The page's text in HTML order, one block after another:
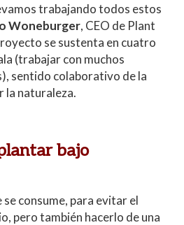
trabajando todos estos
Woneburger, CEO de Plant
se sustenta en cuatro
(trabajar con muchos
sentido colaborativo de la
la naturaleza.
bajo
consume, para evitar el
pero también hacerlo de una